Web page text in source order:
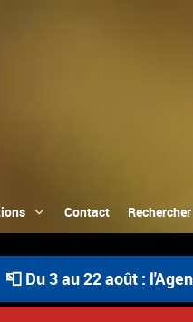
Contact Rechercher
au 22 août : l'Agence